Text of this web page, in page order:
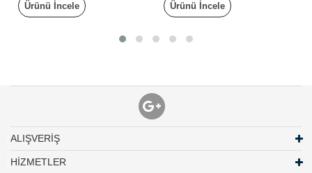
Ürünü İncele Ürünü İncele
ALIŞVERİŞ
HİZMETLER